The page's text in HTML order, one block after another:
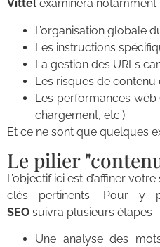
Vittel examinera notamment :
L’organisation globale
Les instructions
La gestion des URLs
Les risques de
Les performances web
chargement, etc.)
Et ce ne sont que quelques
Le pilier
L’objectif ici est d’affiner
clés pertinents. Pour y
SEO suivra plusieurs étapes :
Une analyse des